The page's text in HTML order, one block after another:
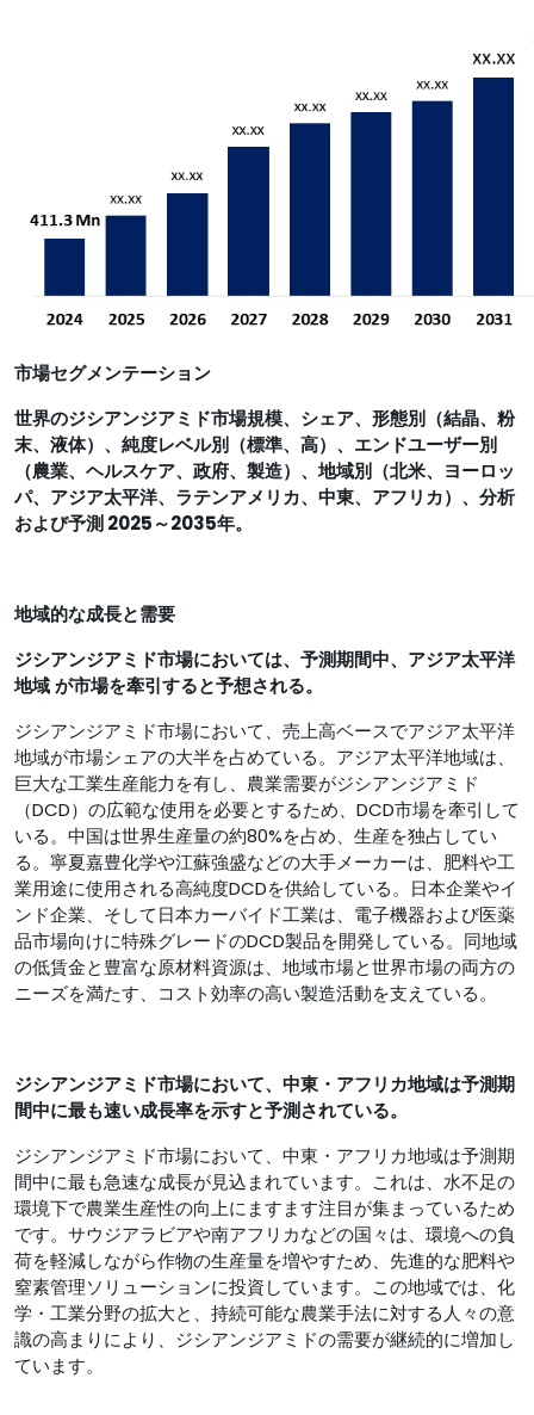
市場セグメンテーション
世界のジシアンジアミド市場規模、シェア、形態別（結晶、粉
末、液体）、純度レベル別（標準、高）、エンドユーザー別
（農業、ヘルスケア、政府、製造）、地域別（北米、ヨーロッ
パ、アジア太平洋、ラテンアメリカ、中東、アフリカ）、分析
および予測 2025～2035年。
地域的な成長と需要
ジシアンジアミド市場においては、予測期間中、アジア太平洋
地域が市場を牽引すると予想される。
ジシアンジアミド市場において、売上高ベースでアジア太平洋
地域が市場シェアの大半を占めている。アジア太平洋地域は、
巨大な工業生産能力を有し、農業需要がジシアンジアミド
（DCD）の広範な使用を必要とするため、DCD市場を牽引して
いる。中国は世界生産量の約80%を占め、生産を独占してい
る。寧夏嘉豊化学や江蘇強盛などの大手メーカーは、肥料や工
業用途に使用される高純度DCDを供給している。日本企業やイ
ンド企業、そして日本カーバイド工業は、電子機器および医薬
品市場向けに特殊グレードのDCD製品を開発している。同地域
の低賃金と豊富な原材料資源は、地域市場と世界市場の両方の
ニーズを満たす、コスト効率の高い製造活動を支えている。
ジシアンジアミド市場において、中東・アフリカ地域は予測期
間中に最も速い成長率を示すと予測されている。
ジシアンジアミド市場において、中東・アフリカ地域は予測期
間中に最も急速な成長が見込まれています。これは、水不足の
環境下で農業生産性の向上にますます注目が集まっているため
です。サウジアラビアや南アフリカなどの国々は、環境への負
荷を軽減しながら作物の生産量を増やすため、先進的な肥料や
窒素管理ソリューションに投資しています。この地域では、化
学・工業分野の拡大と、持続可能な農業手法に対する人々の意
識の高まりにより、ジシアンジアミドの需要が継続的に増加し
ています。